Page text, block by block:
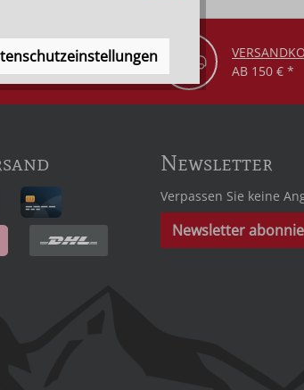
AB 150 € *
Newsletter
Verpassen Sie keine
Newsletter